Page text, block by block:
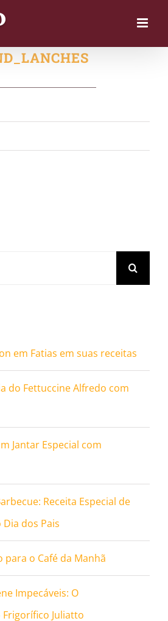
em Fatias em suas receitas
do Fettuccine Alfredo com
Jantar Especial com
Receita Especial de
dos Pais
para o Café da Manhã
Impecáveis: O
Juliatto